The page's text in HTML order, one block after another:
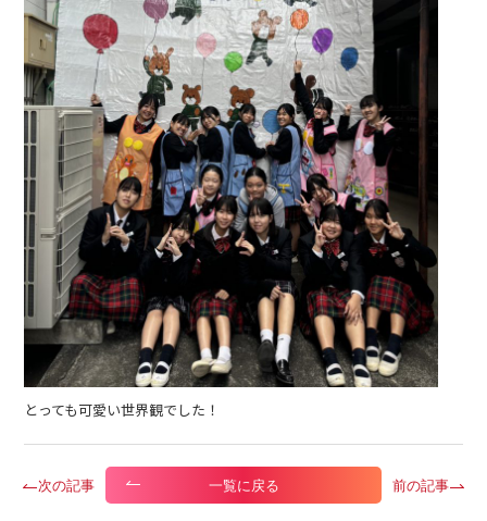
とっても可愛い世界観でした！
次の記事 一覧に戻る 前の記事